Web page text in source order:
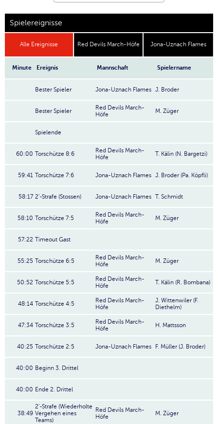
Spielereignisse
Alle Ereignisse Red Devils March-Höfe Jona-Uznach Flames
Minute Ereignis Mannschaft Spielername
Bester Spieler Jona-Uznach Flames J. Broder
Bester Spieler
Red Devils March-
Höfe
M. Züger
Spielende
60:00 Torschütze 8:6
Red Devils March-
Höfe
T. Kälin (N. Bargetzi)
59:41 Torschütze 7:6 Jona-Uznach Flames J. Broder (Pa. Köpfli)
58:17 2'-Strafe (Stossen) Jona-Uznach Flames T. Schmidt
58:10 Torschütze 7:5
Red Devils March-
Höfe
M. Züger
57:22 Timeout Gast
55:25 Torschütze 6:5
Red Devils March-
Höfe
M. Züger
50:52 Torschütze 5:5
Red Devils March-
Höfe
T. Kälin (R. Bombana)
48:14 Torschütze 4:5
Red Devils March-
Höfe
J. Wittenwiler (F.
Diethelm)
47:34 Torschütze 3:5
Red Devils March-
Höfe
H. Mattsson
40:25 Torschütze 2:5 Jona-Uznach Flames F. Müller (J. Broder)
40:00 Beginn 3. Drittel
40:00 Ende 2. Drittel
38:49
2'-Strafe (Wiederholte
Vergehen eines
Teams)
Red Devils March-
Höfe
M. Züger